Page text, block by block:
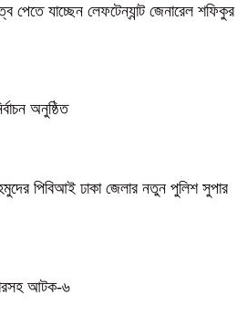
পেতে যাচ্ছেন লেফটেন্যান্ট জেনারেল শফিকুর
অনুষ্ঠিত
পিবিআই ঢাকা জেলার নতুন পুলিশ সুপার
আটক-৬